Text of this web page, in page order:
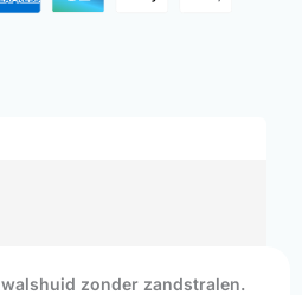
zonder zandstralen.